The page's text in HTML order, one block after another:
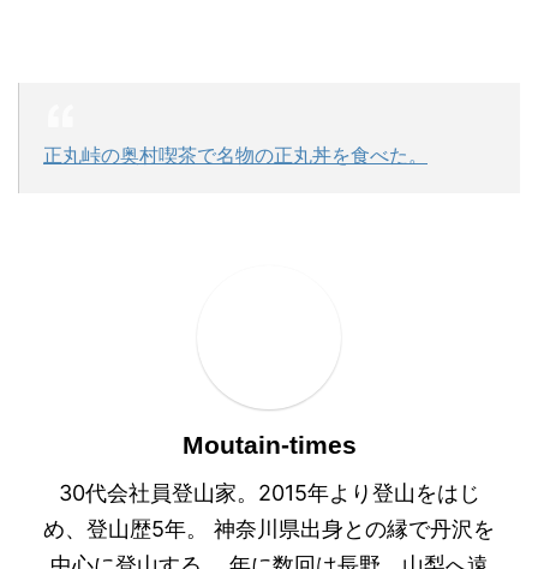
正丸峠の奥村喫茶で名物の正丸丼を食べた。
Moutain-times
30代会社員登山家。2015年より登山をはじ
め、登山歴5年。 神奈川県出身との縁で丹沢を